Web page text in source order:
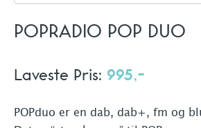
POPRADIO POP DUO
Laveste Pris: 995,-
POPduo er en dab, dab+, fm og